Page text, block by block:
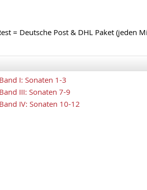
= Deutsche Post & DHL Paket (jeden
I: Sonaten 1-3
III: Sonaten 7-9
IV: Sonaten 10-12